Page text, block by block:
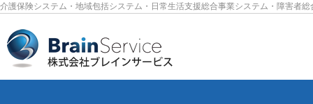
介護保険システム・地域包括システム・日常生活支援総合事業システム・障害者総